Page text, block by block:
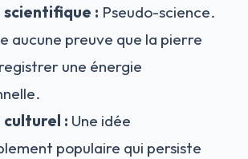
: Pseudo-science.
aucune preuve que la pierre
une énergie
: Une idée
populaire qui persiste